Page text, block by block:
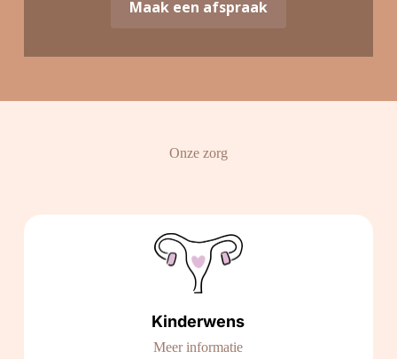
Maak een afspraak
Onze zorg
Kinderwens
Meer informatie